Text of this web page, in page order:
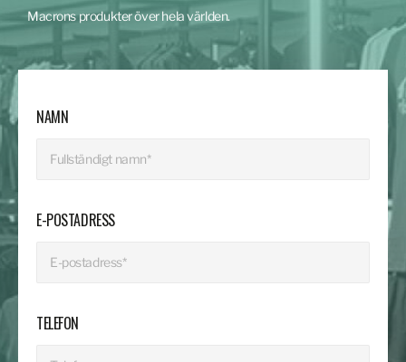
Macrons produkter över hela världen.
NAMN
E-POSTADRESS
TELEFON